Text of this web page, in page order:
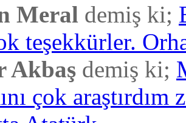
Meral demiş ki;
teşekkürler.
Akbaş demiş ki;
çok araştırdım